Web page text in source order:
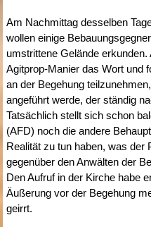
Am Nachmittag desselben
wollen einige
umstrittene Gelände erkunden.
Agitprop-Manier das Wort und
an der Begehung
angeführt werde, der ständig
Tatsächlich stellt sich schon
(AFD) noch die andere
Realität zu tun haben, was der
gegenüber den Anwälten der
Den Aufruf in der Kirche habe
Äußerung vor der Begehung
geirrt.